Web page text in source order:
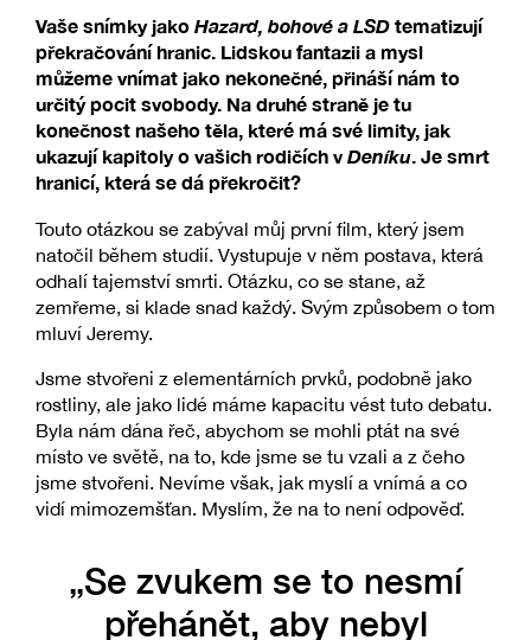
Vaše snímky jako Hazard, bohové a LSD tematizují
překračování hranic. Lidskou fantazii a mysl
můžeme vnímat jako nekonečné, přináší nám to
určitý pocit svobody. Na druhé straně je tu
konečnost našeho těla, které má své limity, jak
ukazují kapitoly o vašich rodičích v Deníku. Je smrt
hranicí, která se dá překročit?
Touto otázkou se zabýval můj první film, který jsem
natočil během studií. Vystupuje v něm postava, která
odhalí tajemství smrti. Otázku, co se stane, až
zemřeme, si klade snad každý. Svým způsobem o tom
mluví Jeremy.
Jsme stvořeni z elementárních prvků, podobně jako
rostliny, ale jako lidé máme kapacitu vést tuto debatu.
Byla nám dána řeč, abychom se mohli ptát na své
místo ve světě, na to, kde jsme se tu vzali a z čeho
jsme stvořeni. Nevíme však, jak myslí a vnímá a co
vidí mimozemšťan. Myslím, že na to není odpověď.
„Se zvukem se to nesmí
přehánět, aby nebyl